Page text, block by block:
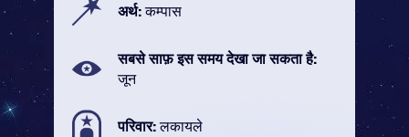
अर्थ:कम्पास
सबसे साफ़ इस समय देखा जा सकता है:
जून
परिवार:लकायले